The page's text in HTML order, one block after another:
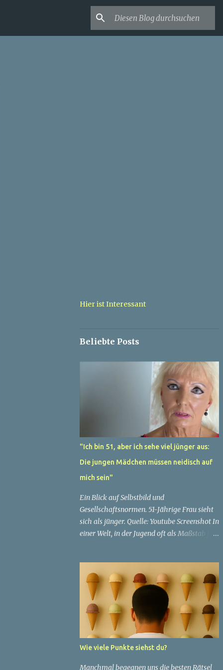
Hier ist Interessant
Beliebte Posts
"Ich bin 51, aber ich sehe viel jünger aus:
Die jungen Mädchen müssen neidisch auf
mich sein"
Ein Blick auf Selbstbild und
Gesellschaftsnormen. 51-Jährige Frau sieht
sich als jünger. Quelle: Youtube Screenshot In
einer Welt, in der Jugend oft als Maßstab für
bewahren. Aber was passiert, wenn jemand
sein eigenes Alter anders wahrnimmt als die
Gesellschaft es tut? Treten dann Selbstbild
und Realität in Konflikt? Ein faszinierendes
Beispiel für diese Diskrepanz ist die
Geschichte einer 51-jährigen Frau, deren
Überzeugung von ihrem Aussehen sie dazu
bringt, sich jünger zu fühlen, als die
Wie viele Punkte siehst du?
Manchmal begegnen uns die besten Rätsel